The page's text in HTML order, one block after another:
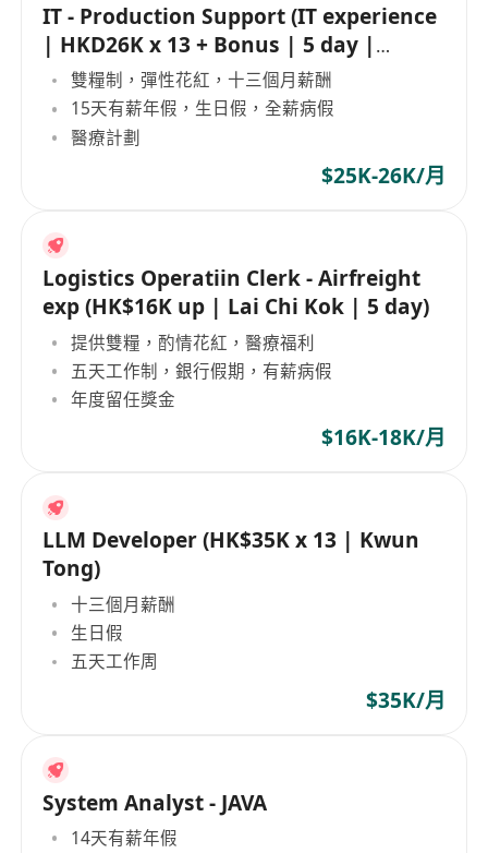
IT - Production Support (IT experience
| HKD26K x 13 + Bonus | 5 day |
Whampao)
雙糧制，彈性花紅，十三個月薪酬
15天有薪年假，生日假，全薪病假
醫療計劃
$25K-26K/月
Logistics Operatiin Clerk - Airfreight
exp (HK$16K up | Lai Chi Kok | 5 day)
提供雙糧，酌情花紅，醫療福利
五天工作制，銀行假期，有薪病假
年度留任獎金
$16K-18K/月
LLM Developer (HK$35K x 13 | Kwun
Tong)
十三個月薪酬
生日假
五天工作周
$35K/月
System Analyst - JAVA
14天有薪年假